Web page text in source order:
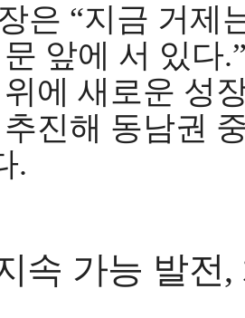
은 “지금 거제
앞에 서 있다
에 새로운 성
진해 동남권
.
속 가능 발전,